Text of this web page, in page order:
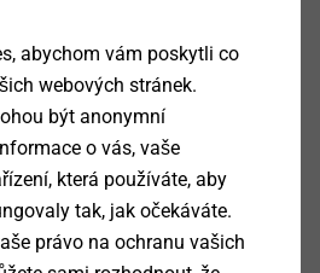
40 mm
v
: 30 mm
prostupu teplaχ
: 0,0001 W/K
talíře): 0,2 kN
abychom vám poskytli co
webových stránek.
být anonymní
o vás, vaše
která používáte, aby
tak, jak očekáváte.
právo na ochranu vašich